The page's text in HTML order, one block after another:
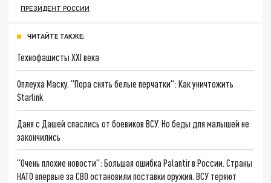
ПРЕЗИДЕНТ РОССИИ
ЧИТАЙТЕ ТАКЖЕ:
Технофашисты XXI века
Оплеуха Маску. "Пора снять белые перчатки": Как уничтожить
Starlink
Даня с Дашей спаслись от боевиков ВСУ. Но беды для малышей не
закончились
"Очень плохие новости": Большая ошибка Palantir в России. Страны
НАТО впервые за СВО остановили поставки оружия. ВСУ теряют